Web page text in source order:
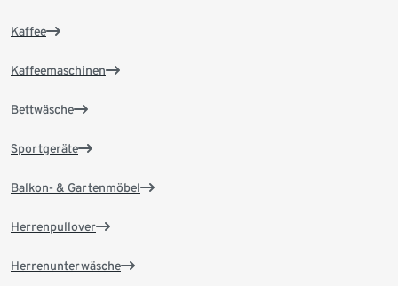
Kaffee
Kaffeemaschinen
Bettwäsche
Sportgeräte
Balkon- & Gartenmöbel
Herrenpullover
Herrenunterwäsche